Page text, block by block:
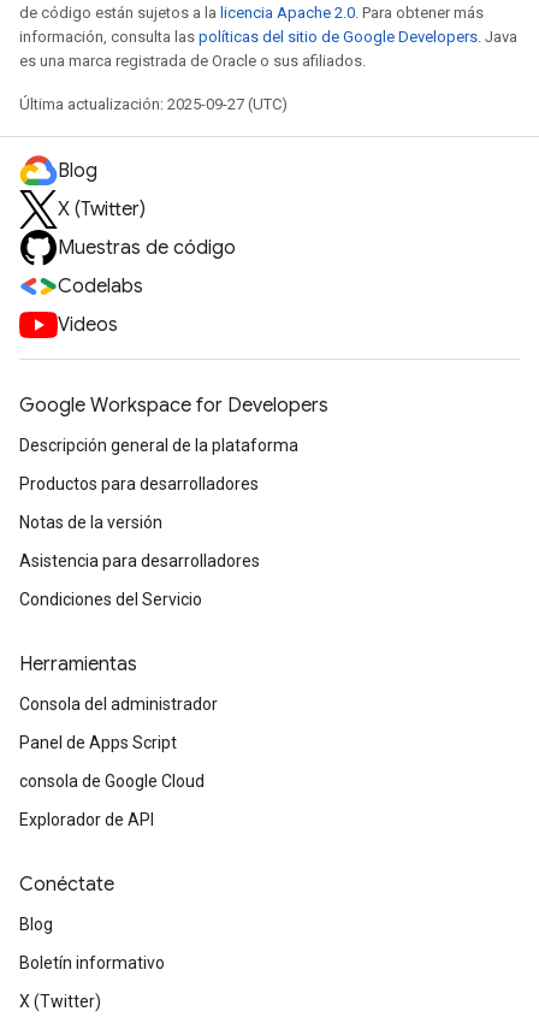
de código están sujetos a la licencia Apache 2.0. Para obtener más
información, consulta las políticas del sitio de Google Developers. Java
es una marca registrada de Oracle o sus afiliados.
Última actualización: 2025-09-27 (UTC)
Blog
X (Twitter)
Muestras de código
Codelabs
Videos
Google Workspace for Developers
Descripción general de la plataforma
Productos para desarrolladores
Notas de la versión
Asistencia para desarrolladores
Condiciones del Servicio
Herramientas
Consola del administrador
Panel de Apps Script
consola de Google Cloud
Explorador de API
Conéctate
Blog
Boletín informativo
X (Twitter)